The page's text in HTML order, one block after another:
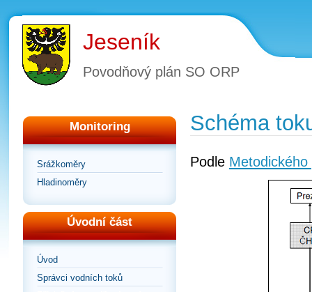
Jeseník
Povodňový plán SO ORP
Monitoring
Srážkoměry
Hladinoměry
Úvodní část
Úvod
Správci vodních toků
Schéma
Podle